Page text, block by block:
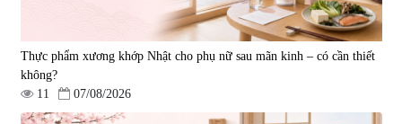
Thực phẩm xương khớp Nhật cho phụ nữ sau mãn kinh – có cần thiết
không?
11
07/08/2026